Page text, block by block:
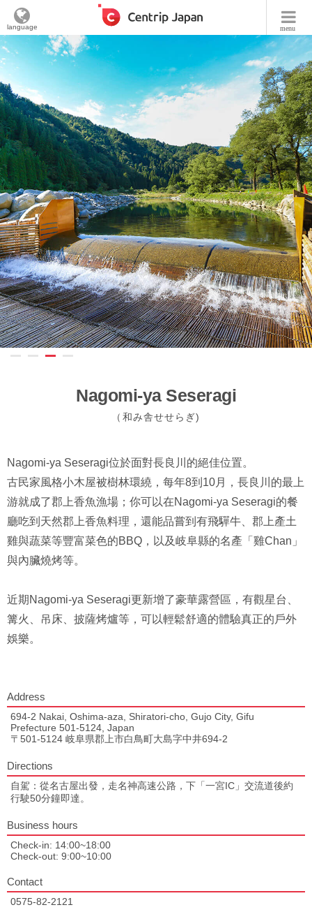
menu
language
Nagomi-ya Seseragi
（和み舎せせらぎ)
Nagomi-ya Seseragi位於面對長良川的絕佳位置。
古民家風格小木屋被樹林環繞，每年8到10月，長良川的最上
游就成了郡上香魚漁場；你可以在Nagomi-ya Seseragi的餐
廳吃到天然郡上香魚料理，還能品嘗到有飛驒牛、郡上產土
雞與蔬菜等豐富菜色的BBQ，以及岐阜縣的名產「雞Chan」
與內臟燒烤等。
近期Nagomi-ya Seseragi更新增了豪華露營區，有觀星台、
篝火、吊床、披薩烤爐等，可以輕鬆舒適的體驗真正的戶外
娛樂。
Address
694-2 Nakai, Oshima-aza, Shiratori-cho, Gujo City, Gifu
Prefecture 501-5124, Japan
〒501-5124 岐阜県郡上市白鳥町大島字中井694-2
Directions
自駕：從名古屋出發，走名神高速公路，下「一宮IC」交流道後約
行駛50分鐘即達。
Business hours
Check-in: 14:00~18:00
Check-out: 9:00~10:00
Contact
0575-82-2121